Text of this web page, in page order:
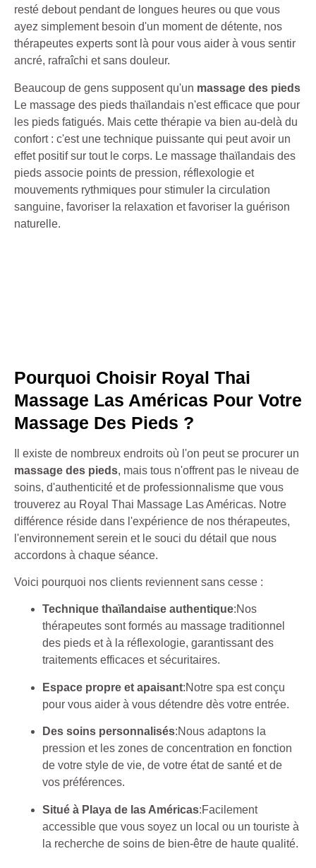
resté debout pendant de longues heures ou que vous
ayez simplement besoin d'un moment de détente, nos
thérapeutes experts sont là pour vous aider à vous sentir
ancré, rafraîchi et sans douleur.
Beaucoup de gens supposent qu'un massage des pieds
Le massage des pieds thaïlandais n'est efficace que pour
les pieds fatigués. Mais cette thérapie va bien au-delà du
confort : c'est une technique puissante qui peut avoir un
effet positif sur tout le corps. Le massage thaïlandais des
pieds associe points de pression, réflexologie et
mouvements rythmiques pour stimuler la circulation
sanguine, favoriser la relaxation et favoriser la guérison
naturelle.
Pourquoi Choisir Royal Thai
Massage Las Américas Pour Votre
Massage Des Pieds ?
Il existe de nombreux endroits où l'on peut se procurer un
massage des pieds, mais tous n'offrent pas le niveau de
soins, d'authenticité et de professionnalisme que vous
trouverez au Royal Thai Massage Las Américas. Notre
différence réside dans l'expérience de nos thérapeutes,
l'environnement serein et le souci du détail que nous
accordons à chaque séance.
Voici pourquoi nos clients reviennent sans cesse :
Technique thaïlandaise authentique:Nos
thérapeutes sont formés au massage traditionnel
des pieds et à la réflexologie, garantissant des
traitements efficaces et sécuritaires.
Espace propre et apaisant:Notre spa est conçu
pour vous aider à vous détendre dès votre entrée.
Des soins personnalisés:Nous adaptons la
pression et les zones de concentration en fonction
de votre style de vie, de votre état de santé et de
vos préférences.
Situé à Playa de las Américas:Facilement
accessible que vous soyez un local ou un touriste à
la recherche de soins de bien-être de haute qualité.